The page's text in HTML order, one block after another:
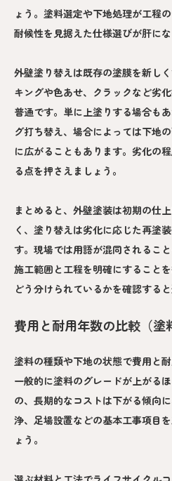
ょう。塗料選定や下地処理が工程
耐候性を見据えた仕様選びが肝にな
外壁塗り替えは既存の塗膜を新し
キングや色あせ、クラックなど劣
普通です。単に上塗りする場合も
グ打ち替え、場合によっては下地
に広がることもあります。劣化の
る点を押さえましょう。
まとめると、外壁塗装は初期の仕
く、塗り替えは劣化に応じた再塗
す。現場では用語が混同されるこ
施工範囲と工程を明確にすること
どう分けられているかを確認する
費用と耐用年数の比較（塗
塗料の種類や下地の状態で費用と
一般的に塗料のグレードが上がる
の、長期的なコストは下がる傾向
浄、足場設置などの基本工事項目
ょう。